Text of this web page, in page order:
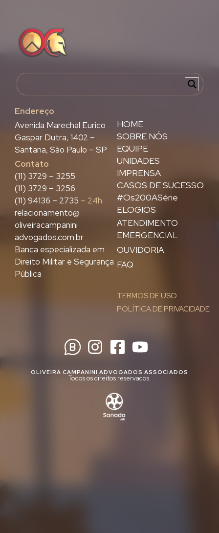
Endereço
HOME
SOBRE NÓS
EQUIPE
UNIDADES
IMPRENSA
CASOS DE SUCESSO
#Os200ASérie
ELOGIOS
ATENDIMENTO
EMERGENCIAL
OUVIDORIA
FAQ
TERMOS DE USO
POLÍTICA DE PRIVACIDADE
Avenida Marechal Eurico
Gaspar Dutra, 1402 –
Santana, São Paulo – SP
Contato
(11) 3729 – 3255
(11) 3729 – 3256
(11) 94136 – 2735 – 24h
relacionamento@
oliveiracampanini
advogados.com.br
Banca especializada em
Direito Militar e Segurança
Pública
OLIVEIRA CAMPANINI ADVOGADOS ASSOCIADOS
Todos os direitos reservados.